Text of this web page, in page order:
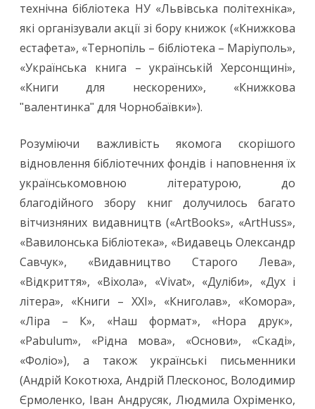
технічна бібліотека НУ «Львівська політехніка»,
які організували акції зі бору книжок («Книжкова
естафета», «Тернопіль – бібліотека – Маріуполь»,
«Українська книга – українській Херсонщині»,
«Книги для нескорених», «Книжкова
ʺвалентинкаʺ для Чорнобаївки»).
Розуміючи важливість якомога скорішого
відновлення бібліотечних фондів і наповнення їх
українськомовною літературою, до
благодійного збору книг долучилось багато
вітчизняних видавництв («ArtBooks», «ArtHuss»,
«Вавилонська Бібліотека», «Видавець Олександр
Савчук», «Видавництво Старого Лева»,
«Відкриття», «Віхола», «Vivat», «Дуліби», «Дух і
літера», «Книги – ХХІ», «Книголав», «Комора»,
«Ліра – К», «Наш формат», «Нора друк»,
«Pabulum», «Рідна мова», «Основи», «Скаді»,
«Фоліо»), а також українські письменники
(Андрій Кокотюха, Андрій Плесконос, Володимир
Єрмоленко, Іван Андрусяк, Людмила Охріменко,